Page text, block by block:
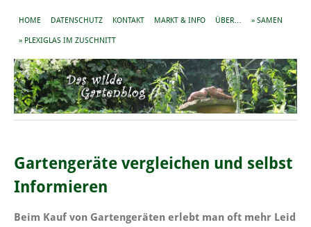
HOME DATENSCHUTZ KONTAKT MARKT & INFO ÜBER… » SAMEN
» PLEXIGLAS IM ZUSCHNITT
Gartengeräte vergleichen und selbst
Informieren
Beim Kauf von Gartengeräten erlebt man oft mehr Leid